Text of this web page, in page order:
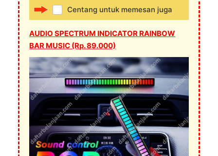
Centang untuk memesan juga
AUDIO SPECTRUM INDICATOR RAINBOW
BAR MUSIC (Rp. 89.000)